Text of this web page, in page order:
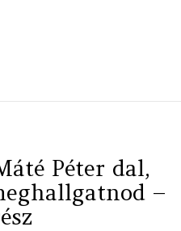
Péter dal,
–